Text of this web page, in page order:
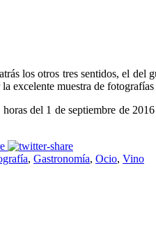
los otros tres sentidos, el del
excelente muestra de fotografías
del 1 de septiembre de
, Gastronomía, Ocio, Vino